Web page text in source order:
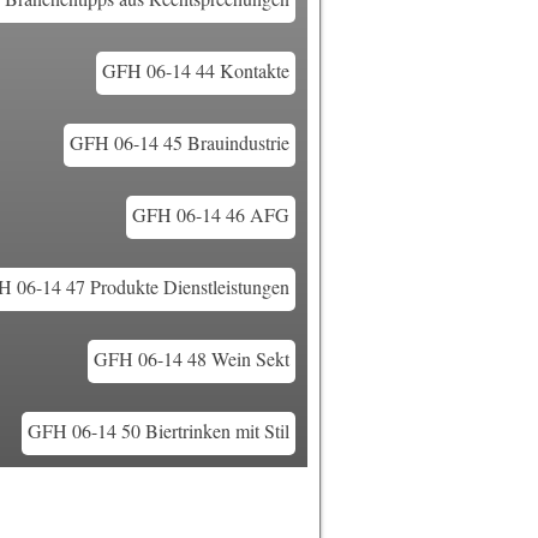
GFH 06-14 44 Kontakte
GFH 06-14 45 Brauindustrie
GFH 06-14 46 AFG
06-14 47 Produkte Dienstleistungen
GFH 06-14 48 Wein Sekt
GFH 06-14 50 Biertrinken mit Stil